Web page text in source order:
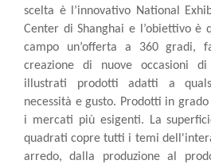
scelta è l’innovativo National
Center di Shanghai e l’obiettivo
campo un’offerta a 360 gradi,
creazione di nuove occasioni di
illustrati prodotti adatti a
necessità e gusto. Prodotti in
i mercati più esigenti. La
quadrati copre tutti i temi
arredo, dalla produzione al